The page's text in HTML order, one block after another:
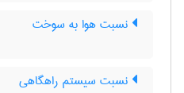
نسبت هوا به سوخت
نسبت سیستم راهگاهی